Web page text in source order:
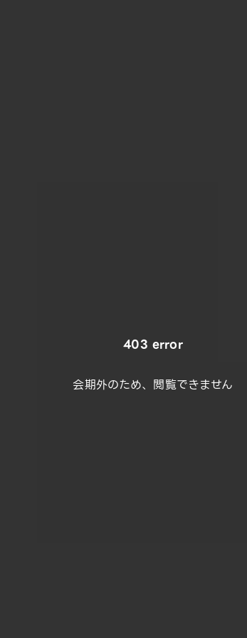
403 error
会期外のため、閲覧できません